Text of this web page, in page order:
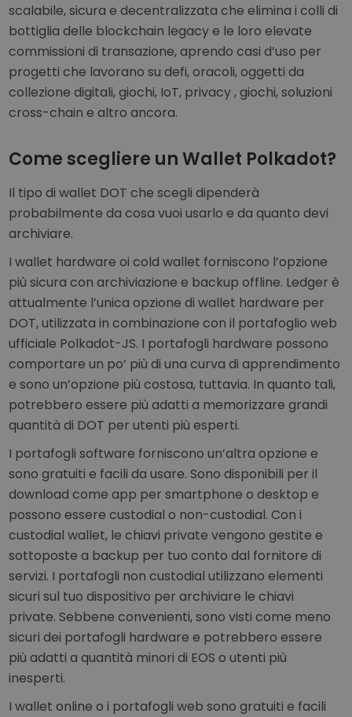
scalabile, sicura e decentralizzata che elimina i colli di
bottiglia delle blockchain legacy e le loro elevate
commissioni di transazione, aprendo casi d’uso per
progetti che lavorano su defi, oracoli, oggetti da
collezione digitali, giochi, IoT, privacy , giochi, soluzioni
cross-chain e altro ancora.
Come scegliere un Wallet Polkadot?
Il tipo di wallet DOT che scegli dipenderà
probabilmente da cosa vuoi usarlo e da quanto devi
archiviare.
I wallet hardware oi cold wallet forniscono l’opzione
più sicura con archiviazione e backup offline. Ledger è
attualmente l’unica opzione di wallet hardware per
DOT, utilizzata in combinazione con il portafoglio web
ufficiale Polkadot-JS. I portafogli hardware possono
comportare un po’ più di una curva di apprendimento
e sono un’opzione più costosa, tuttavia. In quanto tali,
potrebbero essere più adatti a memorizzare grandi
quantità di DOT per utenti più esperti.
I portafogli software forniscono un’altra opzione e
sono gratuiti e facili da usare. Sono disponibili per il
download come app per smartphone o desktop e
possono essere custodial o non-custodial. Con i
custodial wallet, le chiavi private vengono gestite e
sottoposte a backup per tuo conto dal fornitore di
servizi. I portafogli non custodial utilizzano elementi
sicuri sul tuo dispositivo per archiviare le chiavi
private. Sebbene convenienti, sono visti come meno
sicuri dei portafogli hardware e potrebbero essere
più adatti a quantità minori di EOS o utenti più
inesperti.
I wallet online o i portafogli web sono gratuiti e facili